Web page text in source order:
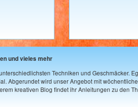
und vieles mehr
Techniken und Geschmäcker.
Abgerundet wird unser Angebot mit
kreativen Blog findet ihr Anleitungen zu den